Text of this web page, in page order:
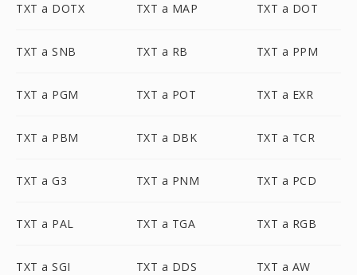
TXT a DOTX TXT a MAP TXT a DOT
TXT a SNB TXT a RB TXT a PPM
TXT a PGM TXT a POT TXT a EXR
TXT a PBM TXT a DBK TXT a TCR
TXT a G3 TXT a PNM TXT a PCD
TXT a PAL TXT a TGA TXT a RGB
TXT a SGI TXT a DDS TXT a AW